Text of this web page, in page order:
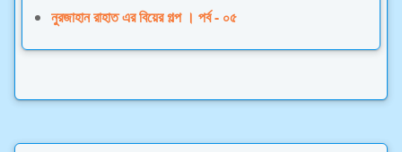
নুরজাহান রাহাত এর বিয়ের গল্প । পর্ব - ০৫